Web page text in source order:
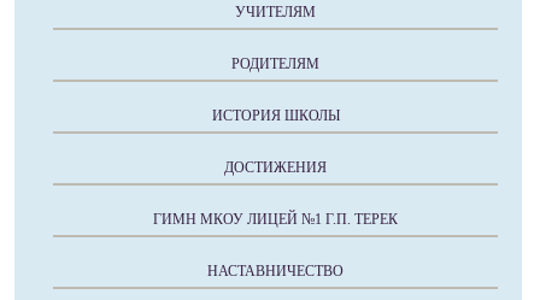
УЧИТЕЛЯМ
РОДИТЕЛЯМ
ИСТОРИЯ ШКОЛЫ
ДОСТИЖЕНИЯ
ГИМН МКОУ ЛИЦЕЙ №1 Г.П. ТЕРЕК
НАСТАВНИЧЕСТВО